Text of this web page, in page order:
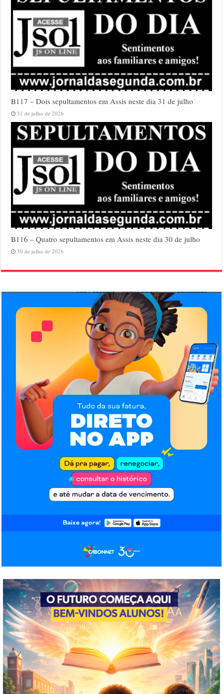
B117 – Dois sepultamentos em Assis neste dia 31 de julho
31 de julho de 2026
B116 – Quatro sepultamentos em Assis neste dia 30 de julho
30 de julho de 2026